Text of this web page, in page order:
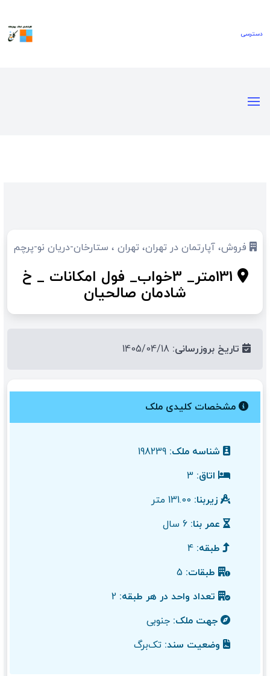
دسترسی‌
فروش، آپارتمان در تهران، تهران ، ستارخان-دریان نو-پرچم
131متر_ 3خواب_ فول امکانات _ خ
شادمان صالحیان
تاریخ بروزرسانی:
مشخصات کلیدی ملک
شناسه ملک:
اتاق:
زیربنا:
عمر بنا:
طبقه:
طبقات:
تعداد واحد در هر طبقه:
جهت ملک: جنوبی
وضعیت سند: تک‌برگ